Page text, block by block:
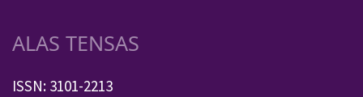
ALAS TENSAS
ISSN: 3101-2213